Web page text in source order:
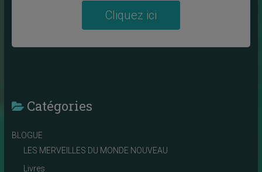
Cliquez ici
Catégories
BLOGUE
LES MERVEILLES DU MONDE NOUVEAU
Livres